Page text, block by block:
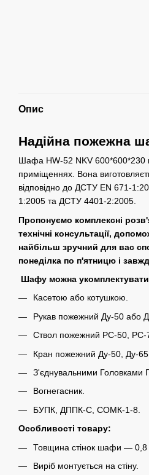
Опис
Надійна пожежна
Шафа HW-52 NKV 600*600*230
приміщеннях. Вона
відповідно до ДСТУ EN 671-
1:2005 та ДСТУ 4401-2:2005.
Пропонуємо комплексні
технічні консультації,
найбільш зручний для вас
понеділка по п'ятницю і
Шафу можна
Касетою або котушкою.
Рукав пожежний Ду-50 або
Ствол пожежний РС-50, РС-
Кран пожежний Ду-50, Ду-65.
З'єднувальними Головками
Вогнегасник.
БУПК, ДППК-С, СОМК-1-8.
Особливості товару:
Товщина стінок шафи ― 0,8
Виріб монтується на стіну.